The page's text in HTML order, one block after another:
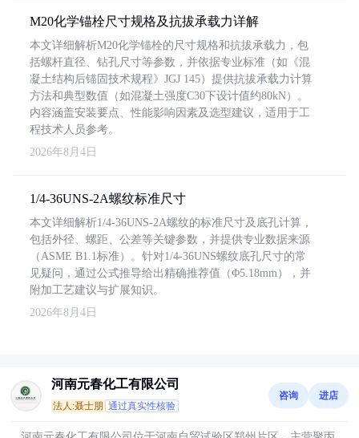
M20化学锚栓尺寸规格及抗拔承载力详解
本文详细解析M20化学锚栓的尺寸规格和抗拔承载力，包
括螺杆直径、钻孔尺寸等参数，并依据专业标准（如《混
凝土结构后锚固技术规程》JGJ 145）提供抗拔承载力计算
方法和典型数值（如混凝土强度C30下设计值约80kN）。
内容涵盖安装要点、性能影响因素及选型建议，适用于工
程技术人员参考。
2026年8月4日
1/4-36UNS-2A螺纹标准尺寸
本文详细解析1/4-36UNS-2A螺纹的标准尺寸及底孔计算，
包括外径、螺距、公差等关键参数，并提供专业数据来源
（ASME B1.1标准）。针对1/4-36UNS螺纹底孔尺寸的常
见疑问，通过公式推导给出精确推荐值（Φ5.18mm），并
附加工艺建议与扩展知识。
2026年8月4日
河南元春化工有限公司
法人:聂士朋 通过真实性核验
咨询 进店